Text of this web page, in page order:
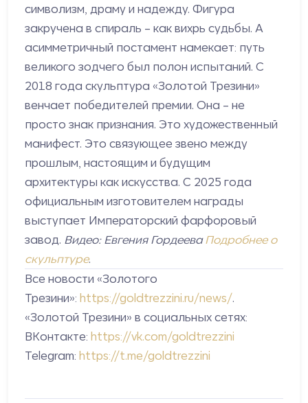
символизм, драму и надежду. Фигура
закручена в спираль – как вихрь судьбы. А
асимметричный постамент намекает: путь
великого зодчего был полон испытаний. С
2018 года скульптура «Золотой Трезини»
венчает победителей премии. Она – не
просто знак признания. Это художественный
манифест. Это связующее звено между
прошлым, настоящим и будущим
архитектуры как искусства. С 2025 года
официальным изготовителем награды
выступает Императорский фарфоровый
завод. Видео: Евгения Гордеева Подробнее о
скульптуре.
Все новости «Золотого
Трезини»: https://goldtrezzini.ru/news/.
«Золотой Трезини» в социальных сетях:
ВКонтакте: https://vk.com/goldtrezzini
Telegram: https://t.me/goldtrezzini